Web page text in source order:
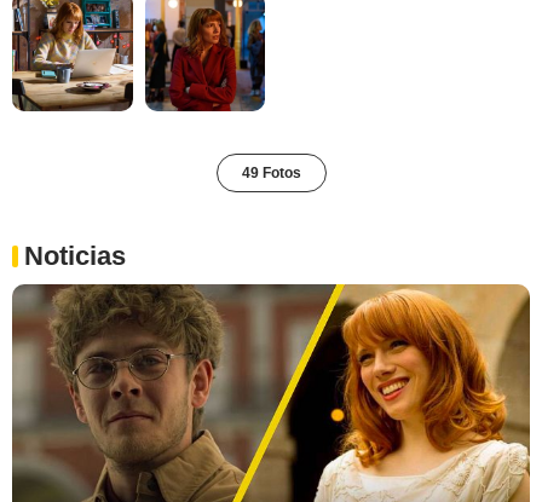
49 Fotos
Noticias